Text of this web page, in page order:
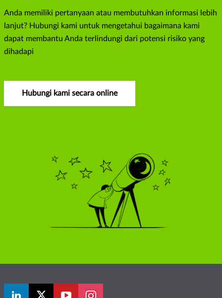
Anda memiliki pertanyaan atau membutuhkan informasi lebih
lanjut? Hubungi kami untuk mengetahui bagaimana kami
dapat membantu Anda terlindungi dari potensi risiko yang
dihadapi
Hubungi kami secara online